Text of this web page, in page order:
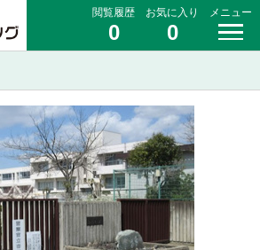
閲覧履歴
0
お気に入り
0
メニュー